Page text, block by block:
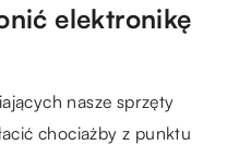
elektronikę
nasze sprzęty
chociażby z punktu